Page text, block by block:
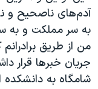
آدم‌های ناصحیح و
به سر مملکت و به
من از طریق
جریان خبرها قرار
شامگاه به